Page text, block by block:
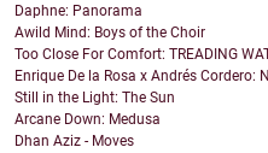
Daphne: Panorama
Awild Mind: Boys of the Choir
Too Close For Comfort: TREADING
Enrique De la Rosa x Andrés Cordero:
Still in the Light: The Sun
Arcane Down: Medusa
Dhan Aziz - Moves